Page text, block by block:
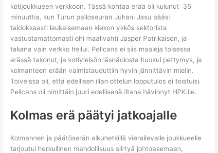
kotijoukkueen verkkoon. Tässä kohtaa erää oli kulunut 35
minuuttia, kun Turun palloseuran Juhani Jasu pääsi
taidokkaasti laukaisemaan kiekon ykkös sektorista
vastustamattomasti ohi maalivahti Jasper Patrikaisen, ja
takana vain verkko heilui. Pelicans ei siis maaleja toisessa
erässä takonut, ja kotiyleisön läsnäolosta huokui pettymys, ja
kolmanteen erään valmistauduttiin hyvin jännittävin mielin.
Toiveissa oli, että edellisen illan ottelun lopputulos ei toistuisi.
Pelicans oli nimittäin juuri edellisenä iltana hävinnyt HPK:lle.
Kolmas erä päätyi jatkoajalle
Kolmannen ja päätöserän alkuhetkillä vierailevalle joukkueelle
tarjoutui herkullinen mahdollisuus siirtyä johtoasemaan,